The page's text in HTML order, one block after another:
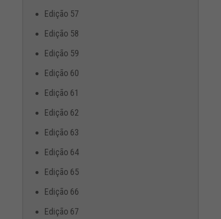
Edição 57
Edição 58
Edição 59
Edição 60
Edição 61
Edição 62
Edição 63
Edição 64
Edição 65
Edição 66
Edição 67